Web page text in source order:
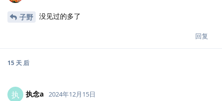
子野 没见过的多了
回复
15 天 后
执 执念a 2024年12月15日